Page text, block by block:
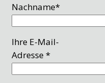
Nachname*
Ihre E-Mail-
Adresse *